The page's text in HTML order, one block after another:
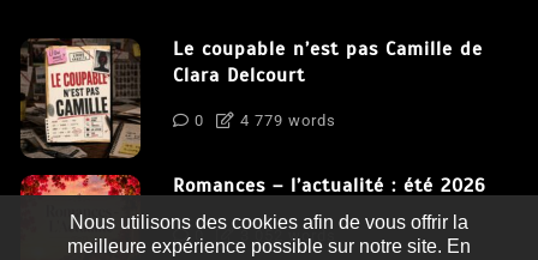
Le coupable n’est pas Camille de
Clara Delcourt
0 4 779 words
Romances – l’actualité : été 2026
0 3 052 words
Nous utilisons des cookies afin de vous offrir la
meilleure expérience possible sur notre site. En